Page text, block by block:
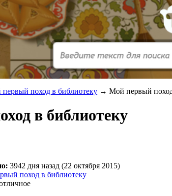
поход в библиотеку → Мой первый
в библиотеку
3942 дня назад (22 октября 2015)
поход в библиотеку